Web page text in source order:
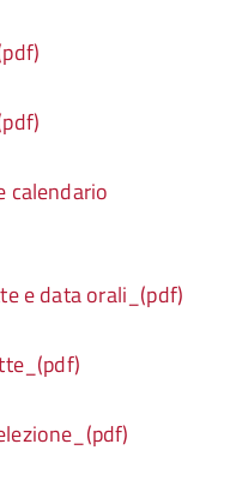
calendario
e data orali_(pdf)